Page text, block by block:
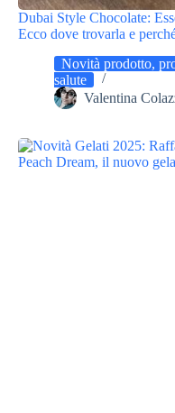
Dubai Style Chocolate:
Ecco dove trovarla e
Novità prodotto,
salute
Valentina